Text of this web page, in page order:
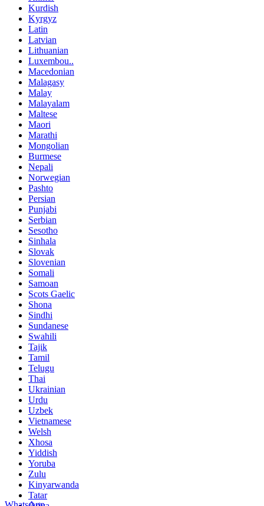
Kurdish
Kyrgyz
Latin
Latvian
Lithuanian
Luxembou..
Macedonian
Malagasy
Malay
Malayalam
Maltese
Maori
Marathi
Mongolian
Burmese
Nepali
Norwegian
Pashto
Persian
Punjabi
Serbian
Sesotho
Sinhala
Slovak
Slovenian
Somali
Samoan
Scots Gaelic
Shona
Sindhi
Sundanese
Swahili
Tajik
Tamil
Telugu
Thai
Ukrainian
Urdu
Uzbek
Vietnamese
Welsh
Xhosa
Yiddish
Yoruba
Zulu
Kinyarwanda
Tatar